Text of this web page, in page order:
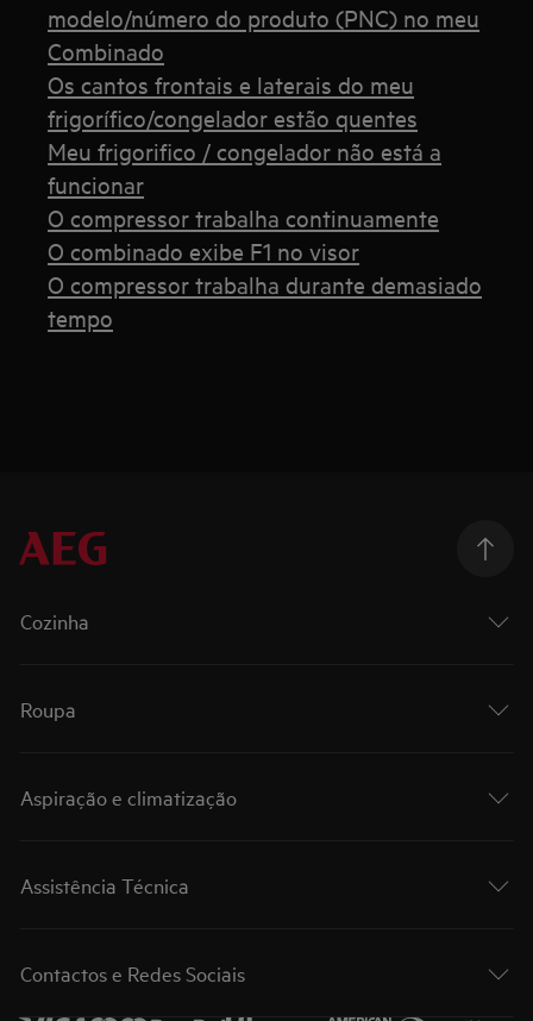
modelo/número do produto (PNC) no meu
Combinado
Os cantos frontais e laterais do meu
frigorífico/congelador estão quentes
Meu frigorifico / congelador não está a
funcionar
O compressor trabalha continuamente
O combinado exibe F1 no visor
O compressor trabalha durante demasiado
tempo
Cozinha
Roupa
Aspiração e climatização
Assistência Técnica
Contactos e Redes Sociais